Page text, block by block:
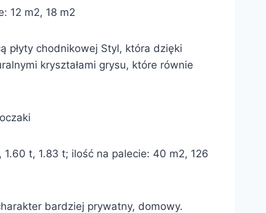
12 m2, 18 m2
płyty chodnikowej Styl, która dzięki
kryształami grysu, które równie
t, 1.83 t; ilość na palecie: 40 m2, 126
bardziej prywatny, domowy.